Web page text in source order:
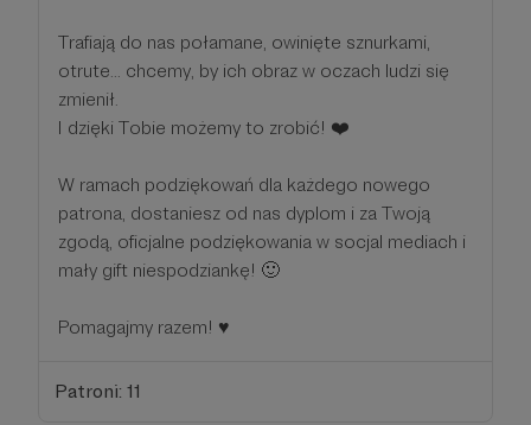
Trafiają do nas połamane, owinięte sznurkami,
otrute... chcemy, by ich obraz w oczach ludzi się
zmienił.
I dzięki Tobie możemy to zrobić! ❤️
W ramach podziękowań dla każdego nowego
patrona, dostaniesz od nas dyplom i za Twoją
zgodą, oficjalne podziękowania w socjal mediach i
mały gift niespodziankę! 🙂
Pomagajmy razem! ♥️
Patroni: 11